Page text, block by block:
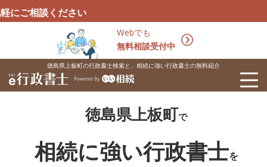
Webでも
無料相談受付中
さい
徳島県上板町の行政書士検索と、相続に強い行政書士の無料紹介
徳島県上板町で
相続に強い行政書士を